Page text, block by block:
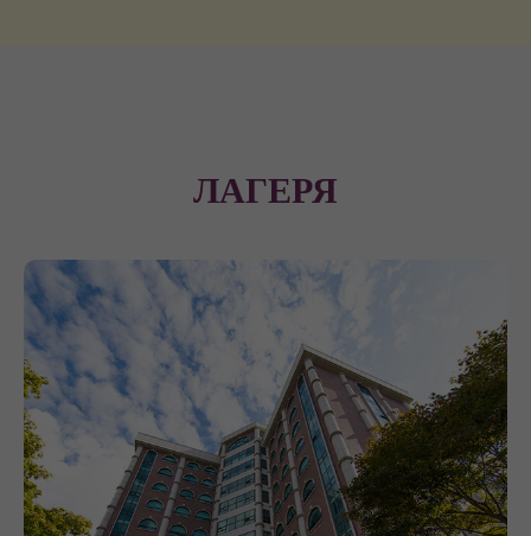
ЛАГЕРЯ